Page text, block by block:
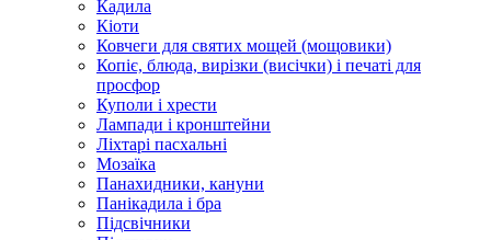
Кадила
Кіоти
Ковчеги для святих мощей (мощовики)
Копіє, блюда, вирізки (висічки) і печаті для
просфор
Куполи і хрести
Лампади і кронштейни
Ліхтарі пасхальні
Мозаїка
Панахидники, кануни
Панікадила і бра
Підсвічники